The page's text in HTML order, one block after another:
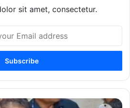
sit amet, consectetur.